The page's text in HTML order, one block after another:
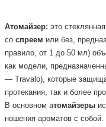
Атомайзер: это
со спреем или без,
правило, от 1 до 50 мл)
как модели,
— Travalo), которые
протекания, так и более
В основном атомайзеры
ношения ароматов с собой.